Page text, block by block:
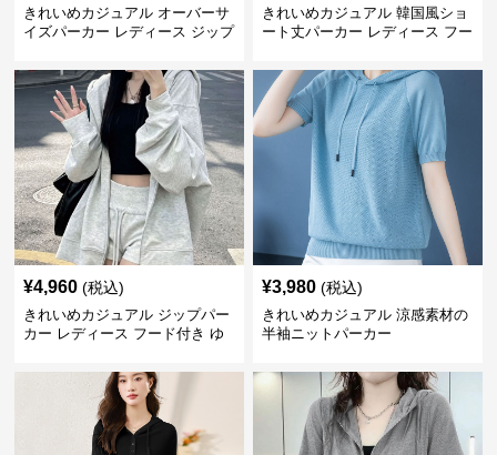
きれいめカジュアル オーバーサ
イズパーカー レディース ジップ
型カバー フード付き 春秋冬羽織
り
きれいめカジュアル 韓国風ショ
ート丈パーカー レディース フー
映え 小柄さん◎
¥4,960 (税込)
きれいめカジュアル ジップパー
カー レディース フード付き ゆ
風カジュアル
¥3,980 (税込)
きれいめカジュアル 涼感素材の
半袖ニットパーカー